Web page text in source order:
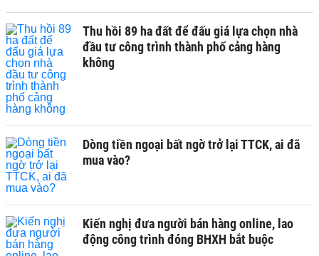
Thu hồi 89 ha đất để đấu giá lựa chọn nhà
đầu tư công trình thành phố cảng hàng
không
Dòng tiền ngoại bất ngờ trở lại TTCK, ai đã
mua vào?
Kiến nghị đưa người bán hàng online, lao
động công trình đóng BHXH bắt buộc